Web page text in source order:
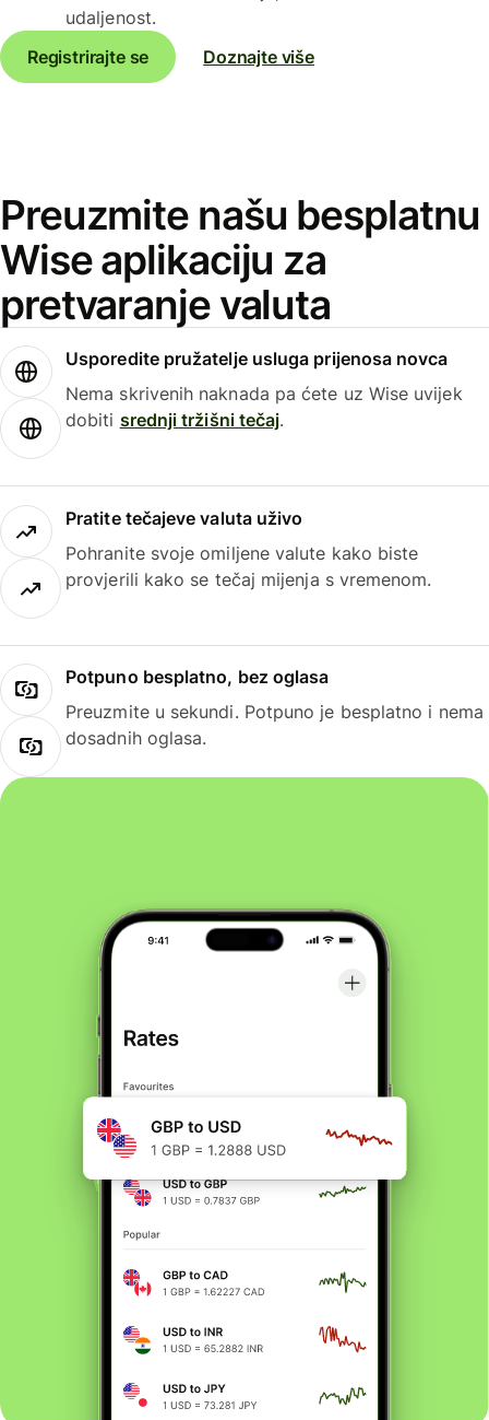
udaljenost.
Registrirajte se
Doznajte više
Preuzmite našu besplatnu
Wise aplikaciju za
pretvaranje valuta
Usporedite pružatelje usluga prijenosa novca
Nema skrivenih naknada pa ćete uz Wise uvijek
dobiti srednji tržišni tečaj.
Pratite tečajeve valuta uživo
Pohranite svoje omiljene valute kako biste
provjerili kako se tečaj mijenja s vremenom.
Potpuno besplatno, bez oglasa
Preuzmite u sekundi. Potpuno je besplatno i nema
dosadnih oglasa.